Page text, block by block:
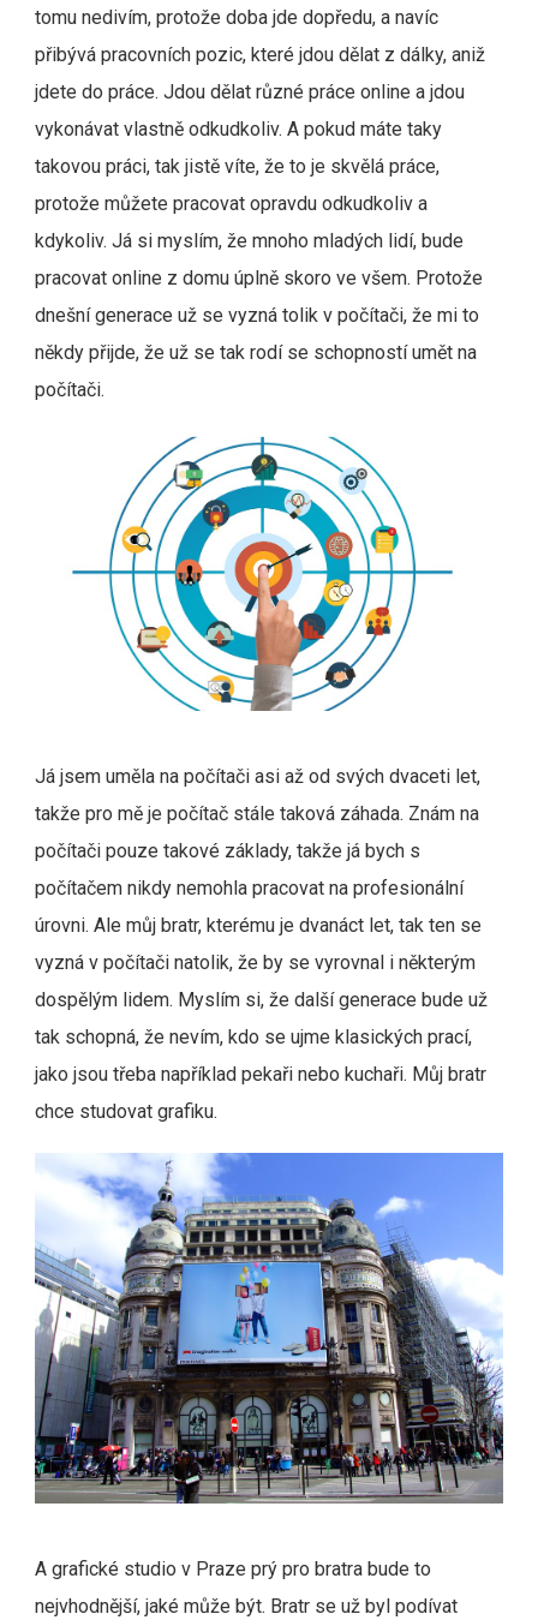
tomu nedivím, protože doba jde dopředu, a navíc
přibývá pracovních pozic, které jdou dělat z dálky, aniž
jdete do práce. Jdou dělat různé práce online a jdou
vykonávat vlastně odkudkoliv. A pokud máte taky
takovou práci, tak jistě víte, že to je skvělá práce,
protože můžete pracovat opravdu odkudkoliv a
kdykoliv. Já si myslím, že mnoho mladých lidí, bude
pracovat online z domu úplně skoro ve všem. Protože
dnešní generace už se vyzná tolik v počítači, že mi to
někdy přijde, že už se tak rodí se schopností umět na
počítači.
Já jsem uměla na počítači asi až od svých dvaceti let,
takže pro mě je počítač stále taková záhada. Znám na
počítači pouze takové základy, takže já bych s
počítačem nikdy nemohla pracovat na profesionální
úrovni. Ale můj bratr, kterému je dvanáct let, tak ten se
vyzná v počítači natolik, že by se vyrovnal i některým
dospělým lidem. Myslím si, že další generace bude už
tak schopná, že nevím, kdo se ujme klasických prací,
jako jsou třeba například pekaři nebo kuchaři. Můj bratr
chce studovat grafiku.
A grafické studio v Praze prý pro bratra bude to
nejvhodnější, jaké může být. Bratr se už byl podívat